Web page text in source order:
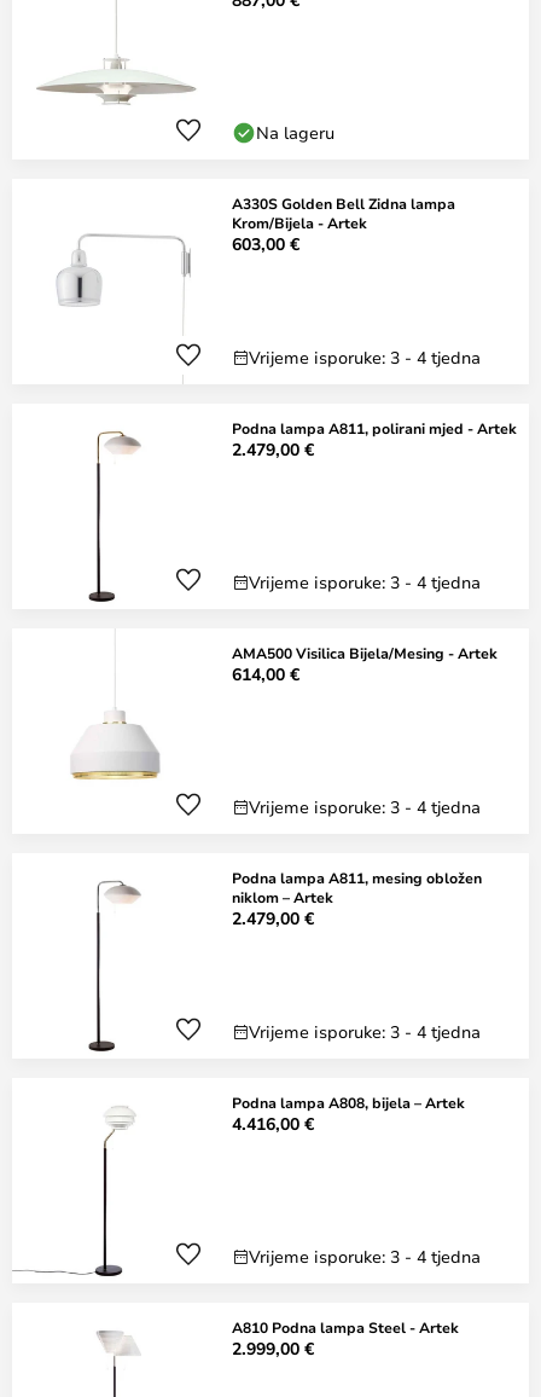
Na lageru
A330S Golden Bell Zidna lampa
Krom/Bijela - Artek
603,00 €
Vrijeme isporuke: 3 - 4 tjedna
Podna lampa A811, polirani mjed - Artek
2.479,00 €
Vrijeme isporuke: 3 - 4 tjedna
AMA500 Visilica Bijela/Mesing - Artek
614,00 €
Vrijeme isporuke: 3 - 4 tjedna
Podna lampa A811, mesing obložen
niklom – Artek
2.479,00 €
Vrijeme isporuke: 3 - 4 tjedna
Podna lampa A808, bijela – Artek
4.416,00 €
Vrijeme isporuke: 3 - 4 tjedna
A810 Podna lampa Steel - Artek
2.999,00 €